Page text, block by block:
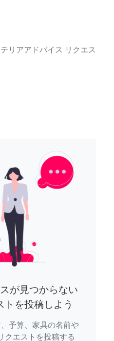
リアアドバイス リクエス
が見つからない
トを投稿しよう
予算、家具の名前や
クエストを投稿する